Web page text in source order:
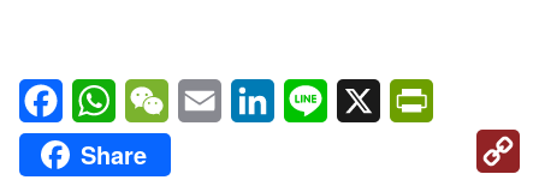
FacebookWhatsAppWeChatEmail LinkedInLine X
Share